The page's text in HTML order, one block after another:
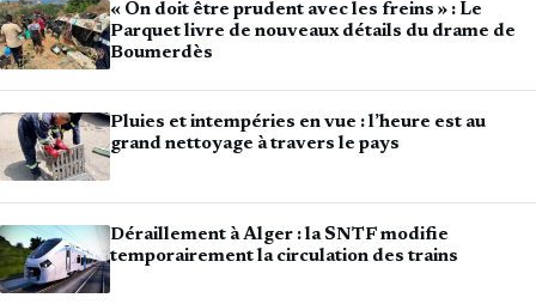
« On doit être prudent avec les freins » : Le
Parquet livre de nouveaux détails du drame de
Boumerdès
Pluies et intempéries en vue : l’heure est au
grand nettoyage à travers le pays
Déraillement à Alger : la SNTF modifie
temporairement la circulation des trains